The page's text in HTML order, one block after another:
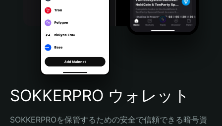
Português (Brasil)
Español (Argentina)
SOKKERPRO ウォレット
SOKKERPROを保管するための安全で信頼できる暗号資